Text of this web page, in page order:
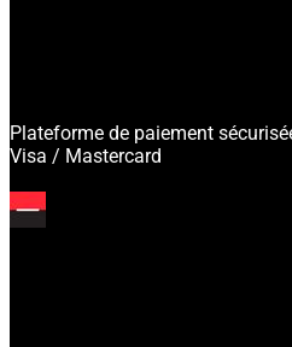
Plateforme de paiement
Visa / Mastercard